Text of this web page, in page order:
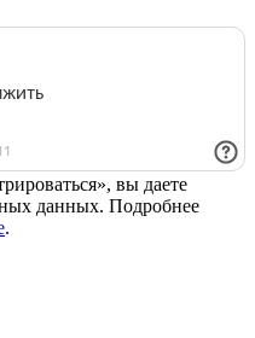
вы даете
данных. Подробнее
.